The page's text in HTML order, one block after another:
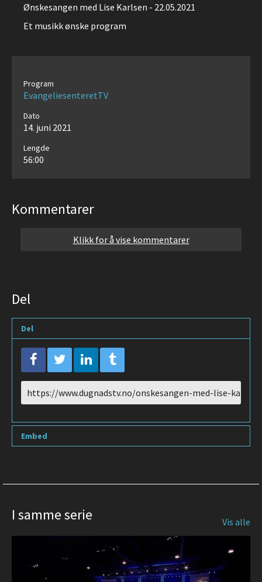
Ønskesangen med Lise Karlsen - 22.05.2021
Et musikk ønske program
Program
EvangeliesenteretTV
Dato
14. juni 2021
Lengde
56:00
Kommentarer
Klikk for å vise kommentarer
Del
Del
URL
to
Embed
I samme serie Vis alle